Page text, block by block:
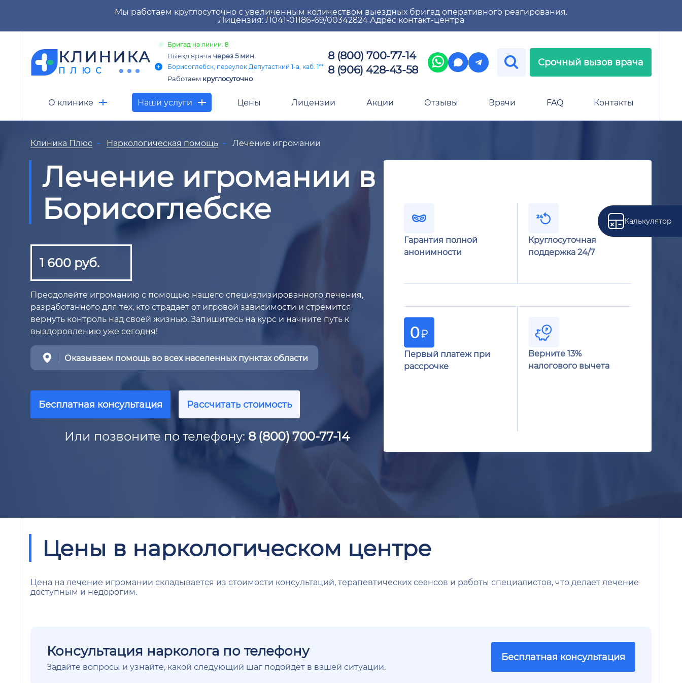
Мы работаем круглосуточно с увеличенным количеством выездных бригад оперативного реагирования.
Лицензия: Л041-01186-69/00342824 Адрес контакт-центра
КЛИНИКА
ПЛЮС
Бригад на линии: 8
Выезд врачачерез 5 мин.
Борисоглебск, переулок Депутасткий 1-а, каб. 1**
Работаем круглосуточно
8 (800) 700-77-14
8 (906) 428-43-58
Срочный вызов врача
О клинике Наши услуги Цены Лицензии Акции Отзывы Врачи FAQ Контакты
Калькулятор
Клиника Плюс Наркологическая помощь Лечение игромании
Лечение игромании в
Борисоглебске
1 600 руб.
Преодолейте игроманию с помощью нашего специализированного лечения,
разработанного для тех, кто страдает от игровой зависимости и стремится
вернуть контроль над своей жизнью. Запишитесь на курс и начните путь к
выздоровлению уже сегодня!
Оказываем помощь во всех населенных пунктах области
Бесплатная консультация Рассчитать стоимость
Или позвоните по телефону:8 (800) 700-77-14
Гарантия полной
анонимности
Круглосуточная
поддержка 24/7
Первый платеж при
рассрочке
Верните 13%
налогового вычета
Цены в наркологическом центре
Цена на лечение игромании складывается из стоимости консультаций, терапевтических сеансов и работы специалистов, что делает лечение
доступным и недорогим.
Консультация нарколога по телефону
Задайте вопросы и узнайте, какой следующий шаг подойдёт в вашей ситуации.
Бесплатная консультация